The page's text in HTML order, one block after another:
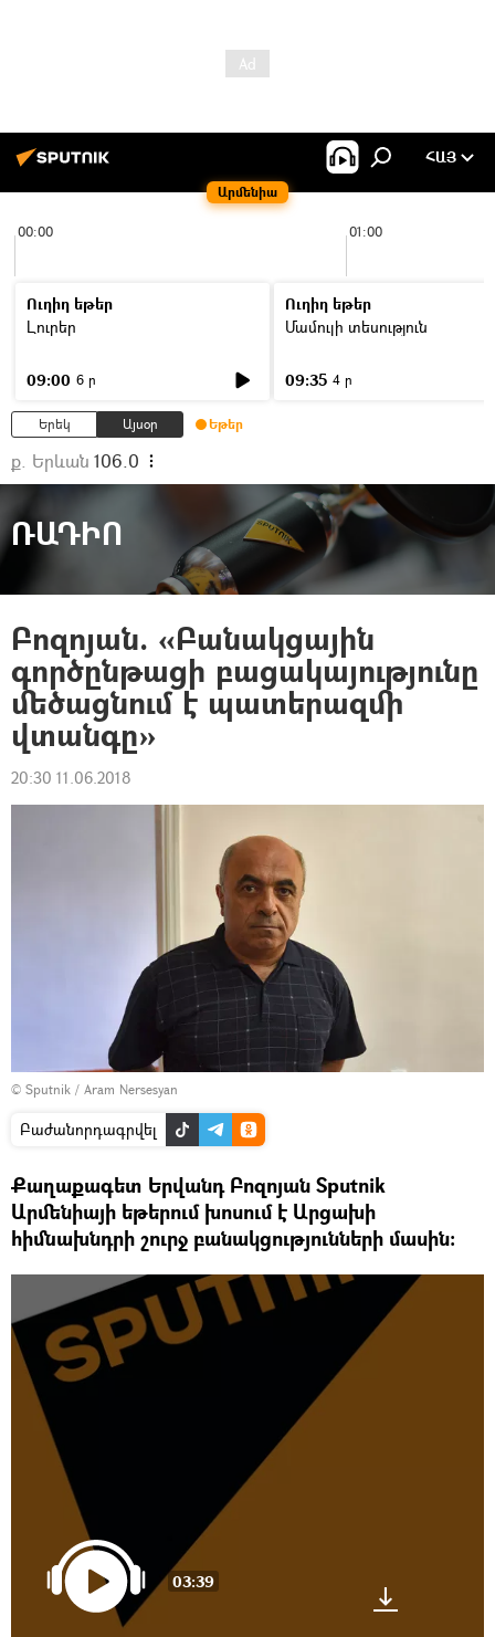
Արմենիա
ՀԱՅ
00:00 01:00
Ուղիղ եթեր
Լուրեր
09:00 6 ր
Ուղիղ եթեր
Մամուլի տեսություն
09:35 4 ր
Երեկ Այսօր Եթեր
ք. Երևան 106.0
ՌԱԴԻՈ
Բոզոյան. «Բանակցային
գործընթացի բացակայությունը
մեծացնում է պատերազմի
վտանգը»
20:30 11.06.2018
© Sputnik / Aram Nersesyan
Բաժանորդագրվել
Քաղաքագետ Երվանդ Բոզոյան Sputnik
Արմենիայի եթերում խոսում է Արցախի
հիմնախնդրի շուրջ բանակցությունների մասին։
03:39